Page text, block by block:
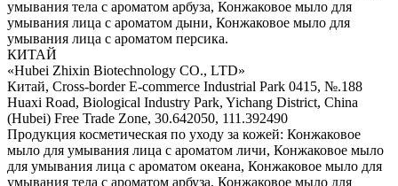
умывания тела с ароматом арбуза, Конжаковое мыло для
умывания лица с ароматом дыни, Конжаковое мыло для
умывания лица с ароматом персика.
КИТАЙ
«Hubei Zhixin Biotechnology CO., LTD»
Китай, Cross-border E-commerce Industrial Park 0415, №.188
Huaxi Road, Biological Industry Park, Yichang District, China
(Hubei) Free Trade Zone, 30.642050, 111.392490
Продукция косметическая по уходу за кожей: Конжаковое
мыло для умывания лица с ароматом личи, Конжаковое мыло
для умывания лица с ароматом океана, Конжаковое мыло для
умывания тела с ароматом арбуза, Конжаковое мыло для